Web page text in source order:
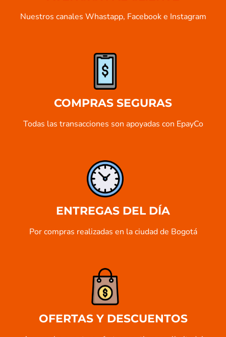
Nuestros canales Whastapp, Facebook e Instagram
COMPRAS SEGURAS
Todas las transacciones son apoyadas con EpayCo
ENTREGAS DEL DÍA
Por compras realizadas en la ciudad de Bogotá
OFERTAS Y DESCUENTOS